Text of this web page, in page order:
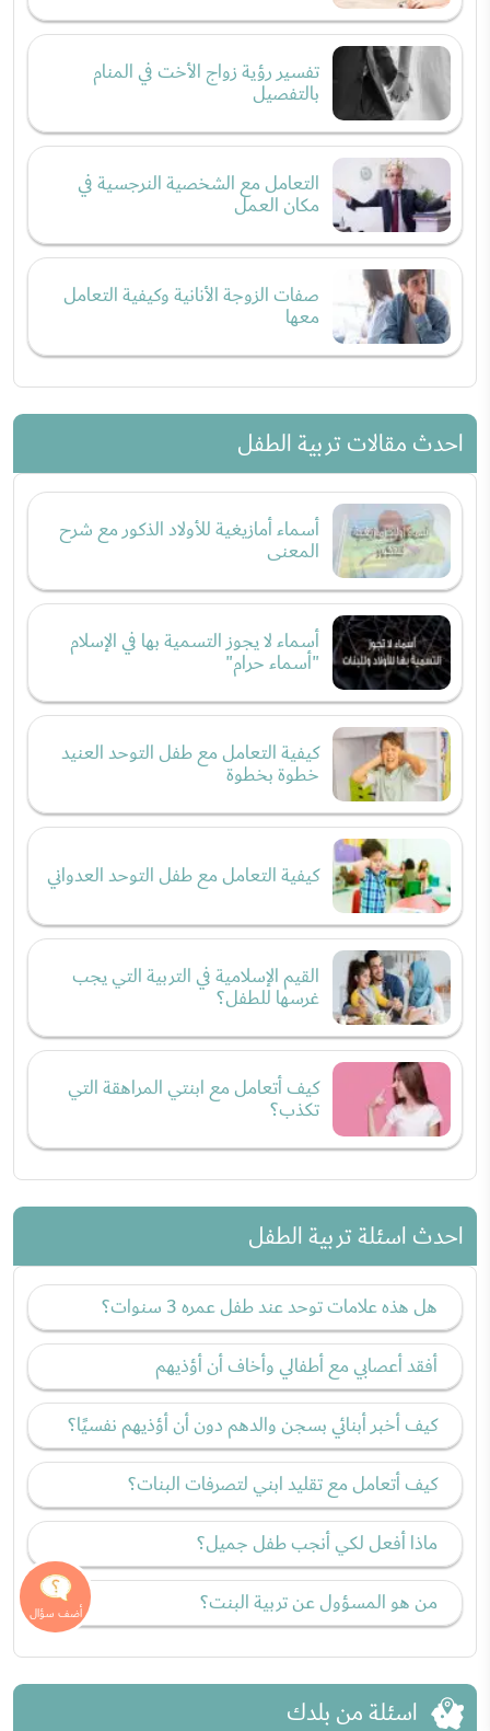
تفسير رؤية زواج الأخت في المنام
بالتفصيل
التعامل مع الشخصية النرجسية في
مكان العمل
صفات الزوجة الأنانية وكيفية التعامل
معها
احدث مقالات تربية الطفل
أسماء أمازيغية للأولاد الذكور مع شرح
المعنى
أسماء لا يجوز التسمية بها في الإسلام
"أسماء حرام"
كيفية التعامل مع طفل التوحد العنيد
خطوة بخطوة
كيفية التعامل مع طفل التوحد العدواني
القيم الإسلامية في التربية التي يجب
غرسها للطفل؟
كيف أتعامل مع ابنتي المراهقة التي
تكذب؟
احدث اسئلة تربية الطفل
هل هذه علامات توحد عند طفل عمره 3 سنوات؟
أفقد أعصابي مع أطفالي وأخاف أن أؤذيهم
كيف أخبر أبنائي بسجن والدهم دون أن أؤذيهم نفسيًا؟
كيف أتعامل مع تقليد ابني لتصرفات البنات؟
ماذا أفعل لكي أنجب طفل جميل؟
من هو المسؤول عن تربية البنت؟
اسئلة من بلدك